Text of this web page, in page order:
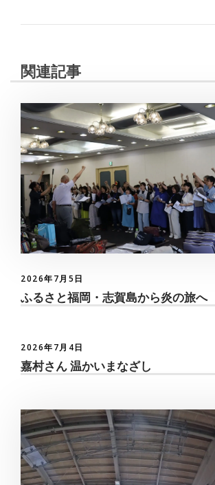
関連記事
2026年7月5日
ふるさと福岡・志賀島から炎の旅へ
2026年7月4日
嘉村さん 温かいまなざし